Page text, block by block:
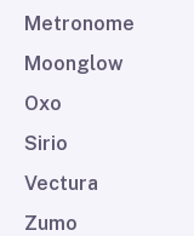
Metronome
Moonglow
Oxo
Sirio
Vectura
Zumo